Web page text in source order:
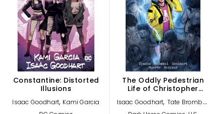
Constantine: Distorted
Illusions
Isaac Goodhart, Kami Garcia
The Oddly Pedestrian
Life of Christopher
Isaac Goodhart, Tate Brombal
James Tynion IV